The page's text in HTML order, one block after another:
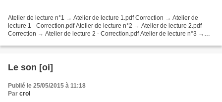
Atelier de lecture n°1 → Atelier de lecture 1.pdf Correction → Atelier de
lecture 1 - Correction.pdf Atelier de lecture n°2 → Atelier de lecture 2.pdf
Correction → Atelier de lecture 2 - Correction.pdf Atelier de lecture n°3 →
Le son [oi]
Publié le 25/05/2015 à 11:18
Par crol